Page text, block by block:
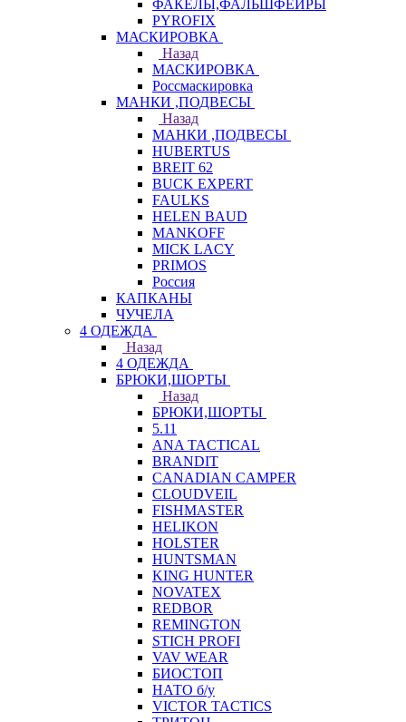
ФАКЕЛЫ,ФАЛЬШФЕЙРЫ
PYROFIX
МАСКИРОВКА
Назад
МАСКИРОВКА
Россмаскировка
МАНКИ ,ПОДВЕСЫ
Назад
МАНКИ ,ПОДВЕСЫ
HUBERTUS
BREIT 62
BUCK EXPERT
FAULKS
HELEN BAUD
MANKOFF
MICK LACY
PRIMOS
Россия
КАПКАНЫ
ЧУЧЕЛА
4 ОДЕЖДА
Назад
4 ОДЕЖДА
БРЮКИ,ШОРТЫ
Назад
БРЮКИ,ШОРТЫ
5.11
ANA TACTICAL
BRANDIT
CANADIAN CAMPER
CLOUDVEIL
FISHMASTER
HELIKON
HOLSTER
HUNTSMAN
KING HUNTER
NOVATEX
REDBOR
REMINGTON
STICH PROFI
VAV WEAR
БИОСТОП
НАТО б/у
VICTOR TACTICS